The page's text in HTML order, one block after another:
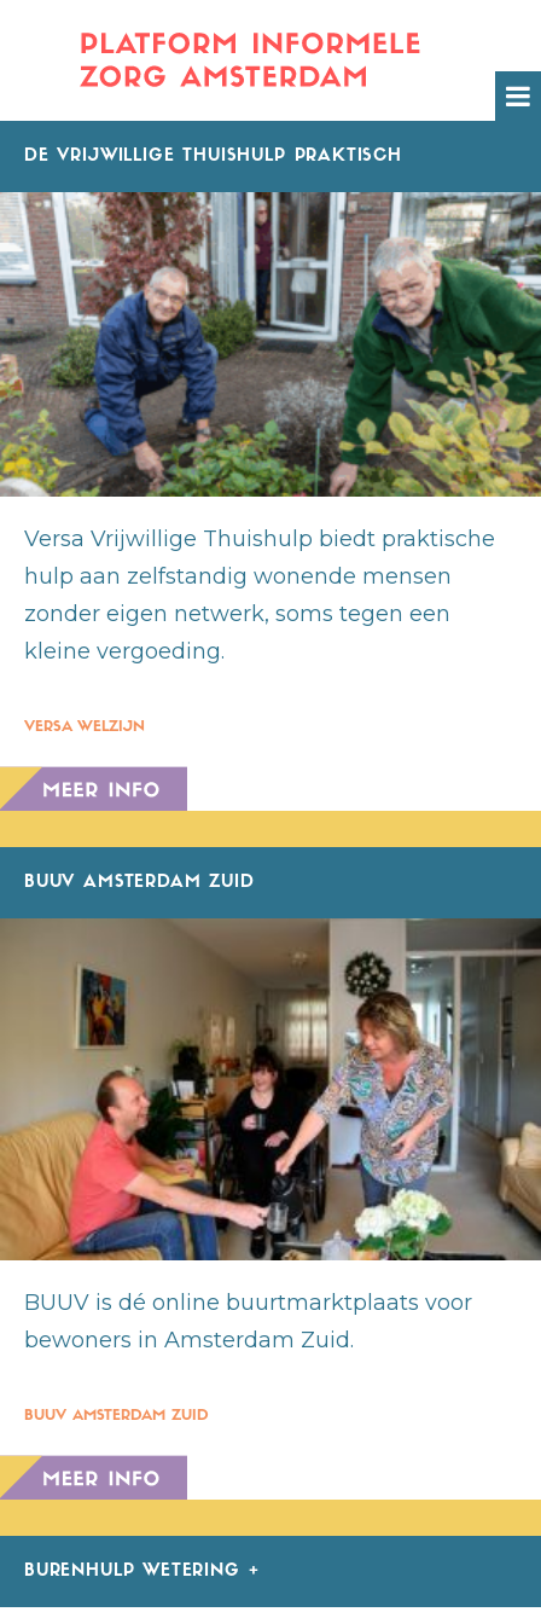
DE VRIJWILLIGE THUISHULP PRAKTISCH
Versa Vrijwillige Thuishulp biedt praktische
hulp aan zelfstandig wonende mensen
zonder eigen netwerk, soms tegen een
kleine vergoeding.
VERSA WELZIJN
BUUV AMSTERDAM ZUID
BUUV is dé online buurtmarktplaats voor
bewoners in Amsterdam Zuid.
BUUV AMSTERDAM ZUID
BURENHULP WETERING +